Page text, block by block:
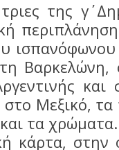
της γ΄
Βαρκελώνη,
και
Μεξικό,
και τα
κάρτα, στην